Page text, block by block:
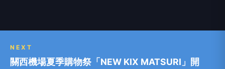
NEXT
關西機場夏季購物祭「NEW KIX MATSURI」開